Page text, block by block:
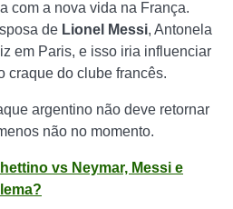
com a nova vida na França.
de Lionel Messi, Antonela
em Paris, e isso iria influenciar
craque do clube francês.
argentino não deve retornar
não no momento.
vs Neymar, Messi e